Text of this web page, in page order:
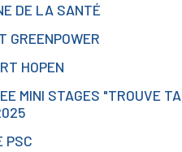
DE LA SANTÉ
GREENPOWER
HOPEN
MINI STAGES "TROUVE TA
PSC